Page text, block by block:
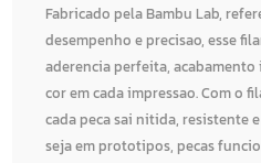
Fabricado pela Bambu Lab,
desempenho e precisao, esse
aderencia perfeita,
cor em cada impressao. Com o
cada peca sai nitida, resistente
seja em prototipos, pecas